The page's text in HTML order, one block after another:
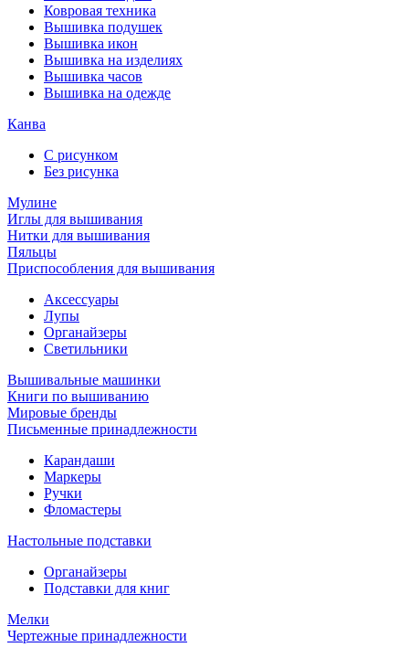
Ковровая техника
Вышивка подушек
Вышивка икон
Вышивка на изделиях
Вышивка часов
Вышивка на одежде
Канва
С рисунком
Без рисунка
Мулине
Иглы для вышивания
Нитки для вышивания
Пяльцы
Приспособления для вышивания
Аксессуары
Лупы
Органайзеры
Светильники
Вышивальные машинки
Книги по вышиванию
Мировые бренды
Письменные принадлежности
Карандаши
Маркеры
Ручки
Фломастеры
Настольные подставки
Органайзеры
Подставки для книг
Мелки
Чертежные принадлежности